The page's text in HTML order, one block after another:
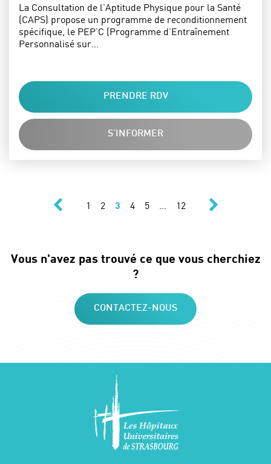
La Consultation de l’Aptitude Physique pour la Santé
(CAPS) propose un programme de reconditionnement
spécifique, le PEP’C (Programme d’Entraînement
Personnalisé sur…
PRENDRE RDV
S'INFORMER
Navigation des
précédent
Page
1 Page
2 Page
3 Page
4 Page
5 Page
12
Vous n'avez pas trouvé ce que vous cherchiez
?
CONTACTEZ-NOUS